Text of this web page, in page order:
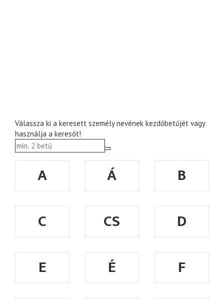
Válassza ki a keresett személy nevének kezdőbetűjét vagy
használja a keresőt!
A Á
B
C
CS
D
E
É
F